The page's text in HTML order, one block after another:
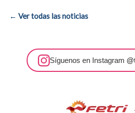
← Ver todas las noticias
Síguenos en Instagram